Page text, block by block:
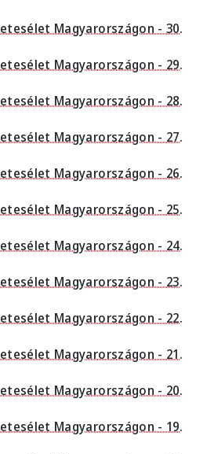
Magyarországon - 30.
Magyarországon - 29.
Magyarországon - 28.
Magyarországon - 27.
Magyarországon - 26.
Magyarországon - 25.
Magyarországon - 24.
Magyarországon - 23.
Magyarországon - 22.
Magyarországon - 21.
Magyarországon - 20.
Magyarországon - 19.